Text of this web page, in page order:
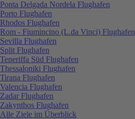
Ponta Delgada Nordela Flughafen
Porto Flughafen
Rhodos Flughafen
Rom - Fiumincino (L.da Vinci) Flughafen
Sevilla Flughafen
Split Flughafen
Teneriffa Süd Flughafen
Thessaloniki Flughafen
Tirana Flughafen
Valencia Flughafen
Zadar Flughafen
Zakynthos Flughafen
Alle Ziele im Überblick